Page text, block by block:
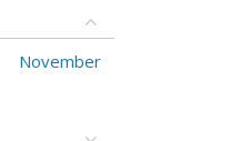
November